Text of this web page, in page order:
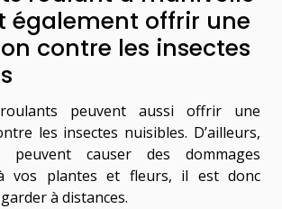
également offrir une
contre les insectes
peuvent aussi offrir une
les insectes nuisibles. D’ailleurs,
peuvent causer des dommages
vos plantes et fleurs, il est donc
à distances.